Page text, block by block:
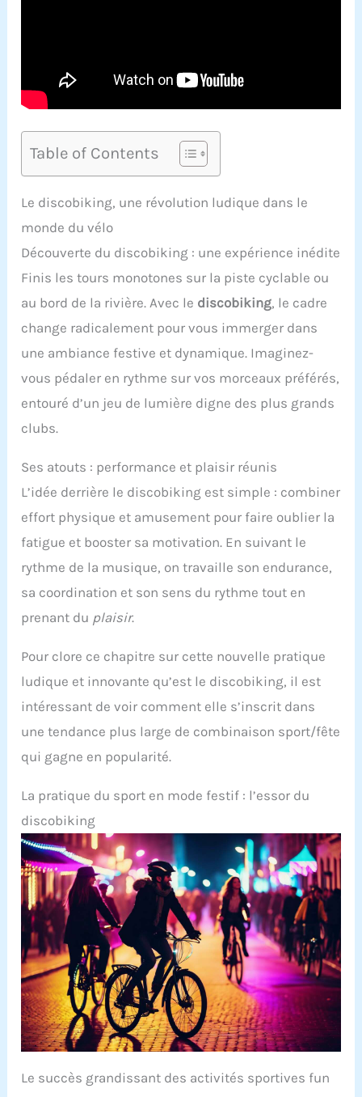
Table of Contents
Le discobiking, une révolution ludique dans le
monde du vélo
Découverte du discobiking : une expérience inédite
Finis les tours monotones sur la piste cyclable ou
au bord de la rivière. Avec le discobiking, le cadre
change radicalement pour vous immerger dans
une ambiance festive et dynamique. Imaginez-
vous pédaler en rythme sur vos morceaux préférés,
entouré d’un jeu de lumière digne des plus grands
clubs.
Ses atouts : performance et plaisir réunis
L’idée derrière le discobiking est simple : combiner
effort physique et amusement pour faire oublier la
fatigue et booster sa motivation. En suivant le
rythme de la musique, on travaille son endurance,
sa coordination et son sens du rythme tout en
prenant du plaisir.
Pour clore ce chapitre sur cette nouvelle pratique
ludique et innovante qu’est le discobiking, il est
intéressant de voir comment elle s’inscrit dans
une tendance plus large de combinaison sport/fête
qui gagne en popularité.
La pratique du sport en mode festif : l’essor du
discobiking
Le succès grandissant des activités sportives fun